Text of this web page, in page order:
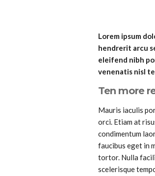
Lorem ipsum
hendrerit arcu
eleifend nibh
venenatis nisl
Ten more
Mauris iaculis
orci. Etiam at
condimentum
faucibus eget in
tortor. Nulla
scelerisque